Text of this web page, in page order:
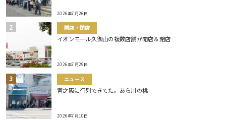
2026年7月26日
開店・閉店
イオンモール久御山の複数店舗が開店＆閉店
2026年7月29日
ニュース
宮之阪に行列できてた。あら川の桃
2026年7月10日